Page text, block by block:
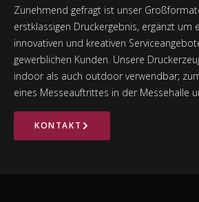
Zunehmend gefragt ist unser
erstklassigen Druckergebnis, ergänzt um
innovativen und kreativen
gewerblichen Kunden. Unsere
indoor als auch outdoor verwendbar;
eines Messeauftrittes in der Messehalle
KONTAKT